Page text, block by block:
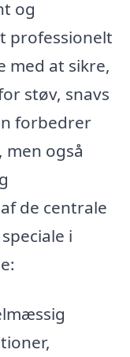
og
professionelt
med at sikre,
støv, snavs
forbedrer
men også
de centrale
i